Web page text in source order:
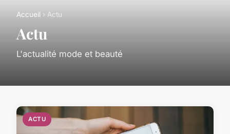
Accueil › Actu
Actu
L'actualité mode et beauté
ACTU